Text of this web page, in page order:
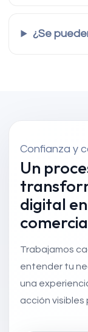
¿Se
Confianza y
Un
digital
Trabajamos
entender tu
una
acción